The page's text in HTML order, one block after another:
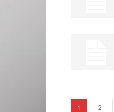
1 2